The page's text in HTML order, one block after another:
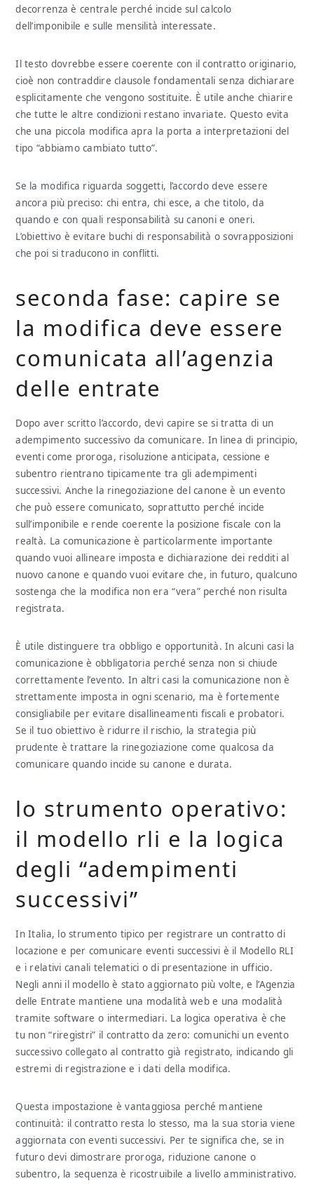
decorrenza è centrale perché incide sul calcolo
dell’imponibile e sulle mensilità interessate.
Il testo dovrebbe essere coerente con il contratto originario,
cioè non contraddire clausole fondamentali senza dichiarare
esplicitamente che vengono sostituite. È utile anche chiarire
che tutte le altre condizioni restano invariate. Questo evita
che una piccola modifica apra la porta a interpretazioni del
tipo “abbiamo cambiato tutto”.
Se la modifica riguarda soggetti, l’accordo deve essere
ancora più preciso: chi entra, chi esce, a che titolo, da
quando e con quali responsabilità su canoni e oneri.
L’obiettivo è evitare buchi di responsabilità o sovrapposizioni
che poi si traducono in conflitti.
seconda fase: capire se
la modifica deve essere
comunicata all’agenzia
delle entrate
Dopo aver scritto l’accordo, devi capire se si tratta di un
adempimento successivo da comunicare. In linea di principio,
eventi come proroga, risoluzione anticipata, cessione e
subentro rientrano tipicamente tra gli adempimenti
successivi. Anche la rinegoziazione del canone è un evento
che può essere comunicato, soprattutto perché incide
sull’imponibile e rende coerente la posizione fiscale con la
realtà. La comunicazione è particolarmente importante
quando vuoi allineare imposta e dichiarazione dei redditi al
nuovo canone e quando vuoi evitare che, in futuro, qualcuno
sostenga che la modifica non era “vera” perché non risulta
registrata.
È utile distinguere tra obbligo e opportunità. In alcuni casi la
comunicazione è obbligatoria perché senza non si chiude
correttamente l’evento. In altri casi la comunicazione non è
strettamente imposta in ogni scenario, ma è fortemente
consigliabile per evitare disallineamenti fiscali e probatori.
Se il tuo obiettivo è ridurre il rischio, la strategia più
prudente è trattare la rinegoziazione come qualcosa da
comunicare quando incide su canone e durata.
lo strumento operativo:
il modello rli e la logica
degli “adempimenti
successivi”
In Italia, lo strumento tipico per registrare un contratto di
locazione e per comunicare eventi successivi è il Modello RLI
e i relativi canali telematici o di presentazione in ufficio.
Negli anni il modello è stato aggiornato più volte, e l’Agenzia
delle Entrate mantiene una modalità web e una modalità
tramite software o intermediari. La logica operativa è che
tu non “riregistri” il contratto da zero: comunichi un evento
successivo collegato al contratto già registrato, indicando gli
estremi di registrazione e i dati della modifica.
Questa impostazione è vantaggiosa perché mantiene
continuità: il contratto resta lo stesso, ma la sua storia viene
aggiornata con eventi successivi. Per te significa che, se in
futuro devi dimostrare proroga, riduzione canone o
subentro, la sequenza è ricostruibile a livello amministrativo.